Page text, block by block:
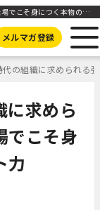
ニューノーマル時代の組織に求められる強いリーダー｜修羅場でこそ身につく本物のマネジメント力 ｜HR NOTE
メルマガ登録
代の組織に求められる
に求めら
でこそ身
力